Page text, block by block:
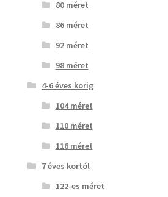
80 méret
86 méret
92 méret
98 méret
4-6 éves korig
104 méret
110 méret
116 méret
7 éves kortól
122-es méret